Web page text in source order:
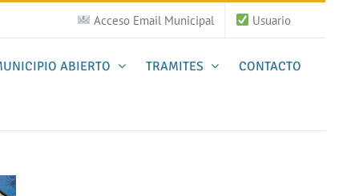
Acceso Email Municipal Usuario
ABIERTO TRAMITES CONTACTO